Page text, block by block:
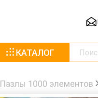
КАТАЛОГ
Пазлы 1000 элементов